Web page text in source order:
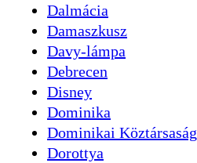
Dalmácia
Damaszkusz
Davy-lámpa
Debrecen
Disney
Dominika
Dominikai Köztársaság
Dorottya